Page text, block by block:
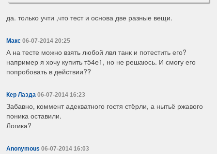
да. только учти ,что тест и основа две разные вещи.
Макс 06-07-2014 20:25
А на тесте можно взять любой лвл танк и потестить его?
например я хочу купить т54е1, но не решаюсь. И смогу его
попробовать в действии??
Кер Лаэда 06-07-2014 16:23
Забавно, коммент адекватного гостя стёрли, а нытьё ржавого
поника оставили.
Логика?
Anonymous 06-07-2014 16:03